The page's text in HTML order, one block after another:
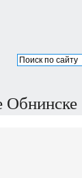
Обнинске